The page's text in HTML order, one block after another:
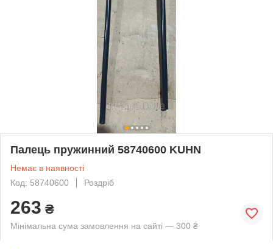
Палець пружинний 58740600 KUHN
Немає в наявності
Код: 58740600
Роздріб
263 ₴
Мінімальна сума замовлення на сайті — 300 ₴